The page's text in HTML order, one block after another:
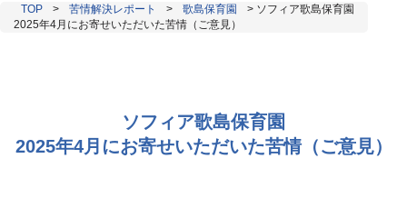
TOP > 苦情解決レポート > 歌島保育園 > ソフィア歌島保育園
2025年4月にお寄せいただいた苦情（ご意見）
ソフィア歌島保育園
2025年4月にお寄せいただいた苦情（ご意見）